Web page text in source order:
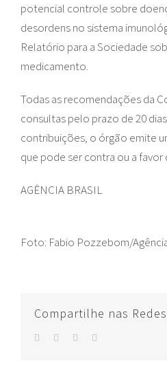
potencial controle sobre
desordens no sistema
Relatório para a Sociedade
medicamento.
Todas as recomendações da
consultas pelo prazo de 20
contribuições, o órgão emite
que pode ser contra ou a
AGÊNCIA BRASIL
Foto: Fabio Pozzebom/
Compartilhe nas
facebook
twitter whatsapp